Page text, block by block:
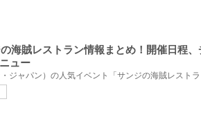
の海賊レストラン情報まとめ！開催日程
ュー